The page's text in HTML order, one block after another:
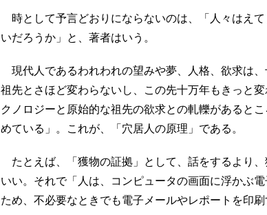
時として予言どおりにならないのは、「人々はえ
いだろうか」と、著者はいう。
現代人であるわれわれの望みや夢、人格、欲求は
祖先とさほど変わらないし、この先十万年もきっと
クノロジーと原始的な祖先の欲求との軋轢があると
めている」。これが、「穴居人の原理」である。
たとえば、「獲物の証拠」として、話をするより
いい。それで「人は、コンピュータの画面に浮かぶ
ため、不必要なときでも電子メールやレポートを印刷